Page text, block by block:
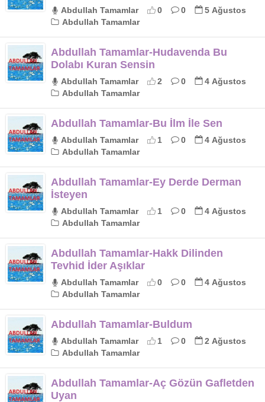
Abdullah Tamamlar 0 0
5 Ağustos
Abdullah Tamamlar
Abdullah Tamamlar-Hudavenda Bu
Dolabı Kuran Sensin
Abdullah Tamamlar 2 0
4 Ağustos
Abdullah Tamamlar
Abdullah Tamamlar-Bu İlm İle Sen
Abdullah Tamamlar 1 0
4 Ağustos
Abdullah Tamamlar
Abdullah Tamamlar-Ey Derde Derman
İsteyen
Abdullah Tamamlar 1 0
4 Ağustos
Abdullah Tamamlar
Abdullah Tamamlar-Hakk Dilinden
Tevhid İder Aşıklar
Abdullah Tamamlar 0 0
4 Ağustos
Abdullah Tamamlar
Abdullah Tamamlar-Buldum
Abdullah Tamamlar 1 0
2 Ağustos
Abdullah Tamamlar
Abdullah Tamamlar-Aç Gözün Gafletden
Uyan